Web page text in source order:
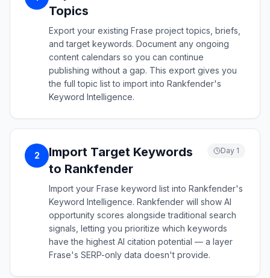
Topics
Export your existing Frase project topics, briefs,
and target keywords. Document any ongoing
content calendars so you can continue
publishing without a gap. This export gives you
the full topic list to import into Rankfender's
Keyword Intelligence.
2
Import Target Keywords
to Rankfender
Day 1
Import your Frase keyword list into Rankfender's
Keyword Intelligence. Rankfender will show AI
opportunity scores alongside traditional search
signals, letting you prioritize which keywords
have the highest AI citation potential — a layer
Frase's SERP-only data doesn't provide.